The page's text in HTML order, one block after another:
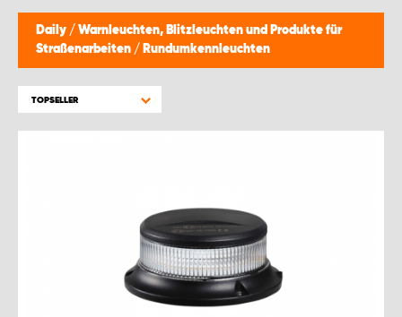
Daily / Warnleuchten, Blitzleuchten und Produkte für
Straßenarbeiten / Rundumkennleuchten
TOPSELLER